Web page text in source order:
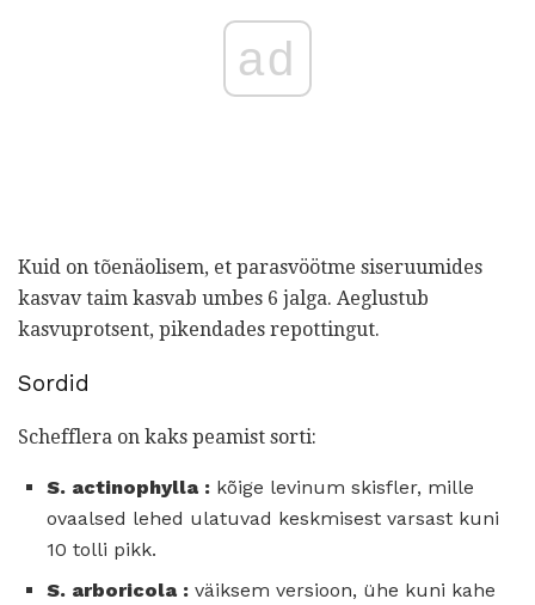
ad
Kuid on tõenäolisem, et parasvöötme siseruumides
kasvav taim kasvab umbes 6 jalga. Aeglustub
kasvuprotsent, pikendades repottingut.
Sordid
Schefflera on kaks peamist sorti:
S. actinophylla : kõige levinum skisfler, mille
ovaalsed lehed ulatuvad keskmisest varsast kuni
10 tolli pikk.
S. arboricola : väiksem versioon, ühe kuni kahe